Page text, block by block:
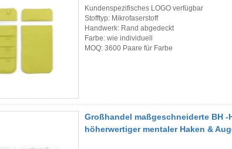
Kundenspezifisches LOGO verfügbar
Stofftyp: Mikrofaserstoff
Handwerk: Rand abgedeckt
Farbe: wie individuell
MOQ: 3600 Paare für Farbe
Großhandel maßgeschneiderte BH
höherwertiger mentaler Haken &